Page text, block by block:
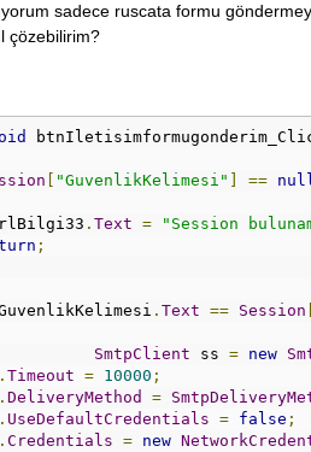
sadece ruscata formu
çözebilirim?
"GuvenlikKelimesi" ==
. Text = "Session
;
. Text == Session
SmtpClient ss = new
. Timeout = 10000 ;
. DeliveryMethod =
. UseDefaultCredentials = false ;
. Credentials = new